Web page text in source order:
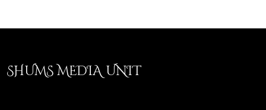
SHUMS MEDIA UNIT